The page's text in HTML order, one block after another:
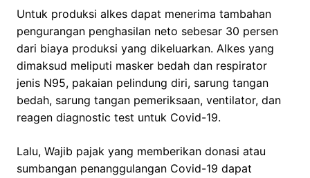
Untuk produksi alkes dapat menerima tambahan
pengurangan penghasilan neto sebesar 30 persen
dari biaya produksi yang dikeluarkan. Alkes yang
dimaksud meliputi masker bedah dan respirator
jenis N95, pakaian pelindung diri, sarung tangan
bedah, sarung tangan pemeriksaan, ventilator, dan
reagen diagnostic test untuk Covid-19.
Lalu, Wajib pajak yang memberikan donasi atau
sumbangan penanggulangan Covid-19 dapat